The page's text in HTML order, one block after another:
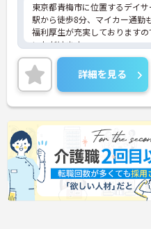
東京都青梅市に位置するデイ
駅から徒歩8分、マイカー通勤
福利厚生が充実しております
いただけます。
週1日からのご勤務が可能です
スタイルに合わせて無理のない
けます。
ご興味のある方には、面接対
に詳細をお話しいたしますの
さい！
詳細を見る